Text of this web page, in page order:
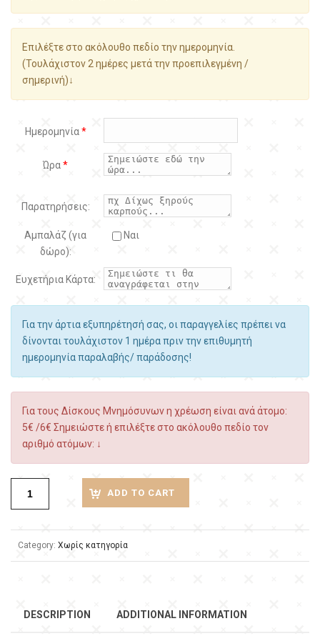
Επιλέξτε στο ακόλουθο πεδίο την ημερομηνία.
(Τουλάχιστον 2 ημέρες μετά την προεπιλεγμένη /
σημερινή)↓
Ημερομηνία*
Ώρα*
Παρατηρήσεις:
Αμπαλάζ (για
δώρο):
Ναι
Ευχετήρια Κάρτα:
Για την άρτια εξυπηρέτησή σας, οι παραγγελίες πρέπει να
δίνονται τουλάχιστον 1 ημέρα πριν την επιθυμητή
ημερομηνία παραλαβής/ παράδοσης!
Για τους Δίσκους Μνημόσυνων η χρέωση είναι ανά άτομο:
5€ /6€ Σημειώστε ή επιλέξτε στο ακόλουθο πεδίο τον
αριθμό ατόμων: ↓
ADD TO CART
Category: Χωρίς κατηγορία
DESCRIPTION ADDITIONAL INFORMATION